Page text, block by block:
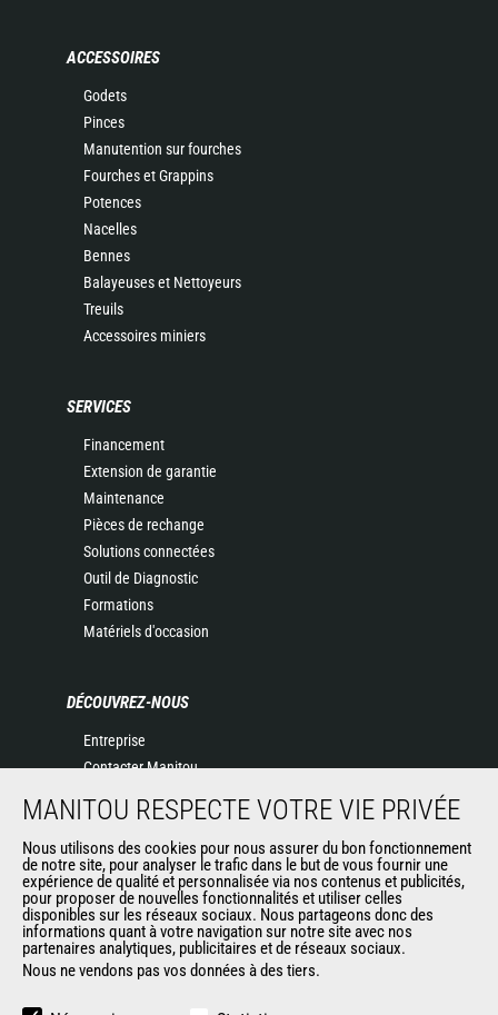
ACCESSOIRES
Godets
Pinces
Manutention sur fourches
Fourches et Grappins
Potences
Nacelles
Bennes
Balayeuses et Nettoyeurs
Treuils
Accessoires miniers
SERVICES
Financement
Extension de garantie
Maintenance
Pièces de rechange
Solutions connectées
Outil de Diagnostic
Formations
Matériels d'occasion
DÉCOUVREZ-NOUS
Entreprise
Contacter Manitou
Politique de protection des données
Evénements
Actualités
Historique
AUTRES SITES DU GROUPE
Manitou Group
MANITOU RESPECTE VOTRE VIE PRIVÉE
Nous utilisons des cookies pour nous assurer du bon fonctionnement
de notre site, pour analyser le trafic dans le but de vous fournir une
expérience de qualité et personnalisée via nos contenus et publicités,
pour proposer de nouvelles fonctionnalités et utiliser celles
disponibles sur les réseaux sociaux. Nous partageons donc des
informations quant à votre navigation sur notre site avec nos
partenaires analytiques, publicitaires et de réseaux sociaux.
Nous ne vendons pas vos données à des tiers.